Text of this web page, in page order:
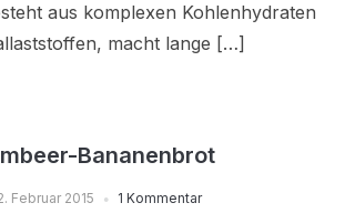
aus komplexen Kohlenhydraten
macht lange […]
Bananenbrot
Februar 2015 1 Kommentar